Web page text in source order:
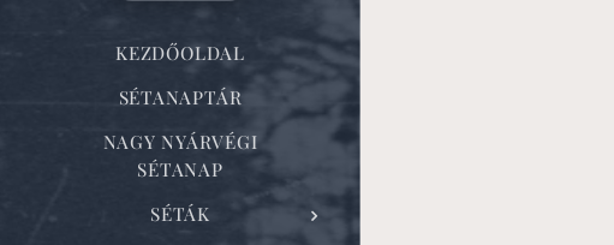
KEZDŐOLDAL
SÉTANAPTÁR
NAGY NYÁRVÉGI
SÉTANAP
SÉTÁK